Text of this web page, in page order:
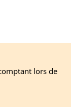
lors de